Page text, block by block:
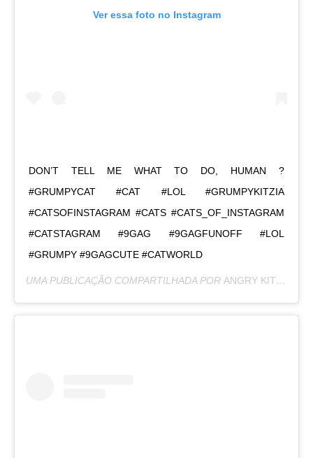
Ver essa foto no Instagram
DON’T TELL ME WHAT TO DO, HUMAN ?
#GRUMPYCAT #CAT #LOL #GRUMPYKITZIA
#CATSOFINSTAGRAM #CATS #CATS_OF_INSTAGRAM
#CATSTAGRAM #9GAG #9GAGFUNOFF #LOL
#GRUMPY #9GAGCUTE #CATWORLD
UMA PUBLICAÇÃO COMPARTILHADA POR ANGRY KITZIA